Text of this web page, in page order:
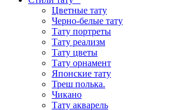
Цветные тату
Черно-белые тату
Тату портреты
Тату реализм
Тату цветы
Тату орнамент
Японские тату
Треш полька.
Чикано
Тату акварель